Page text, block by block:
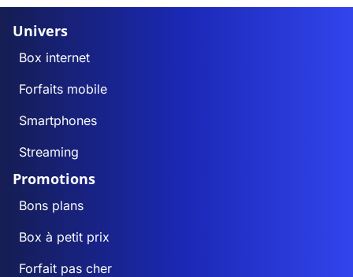
Univers
Box internet
Forfaits mobile
Smartphones
Streaming
Promotions
Bons plans
Box à petit prix
Forfait pas cher